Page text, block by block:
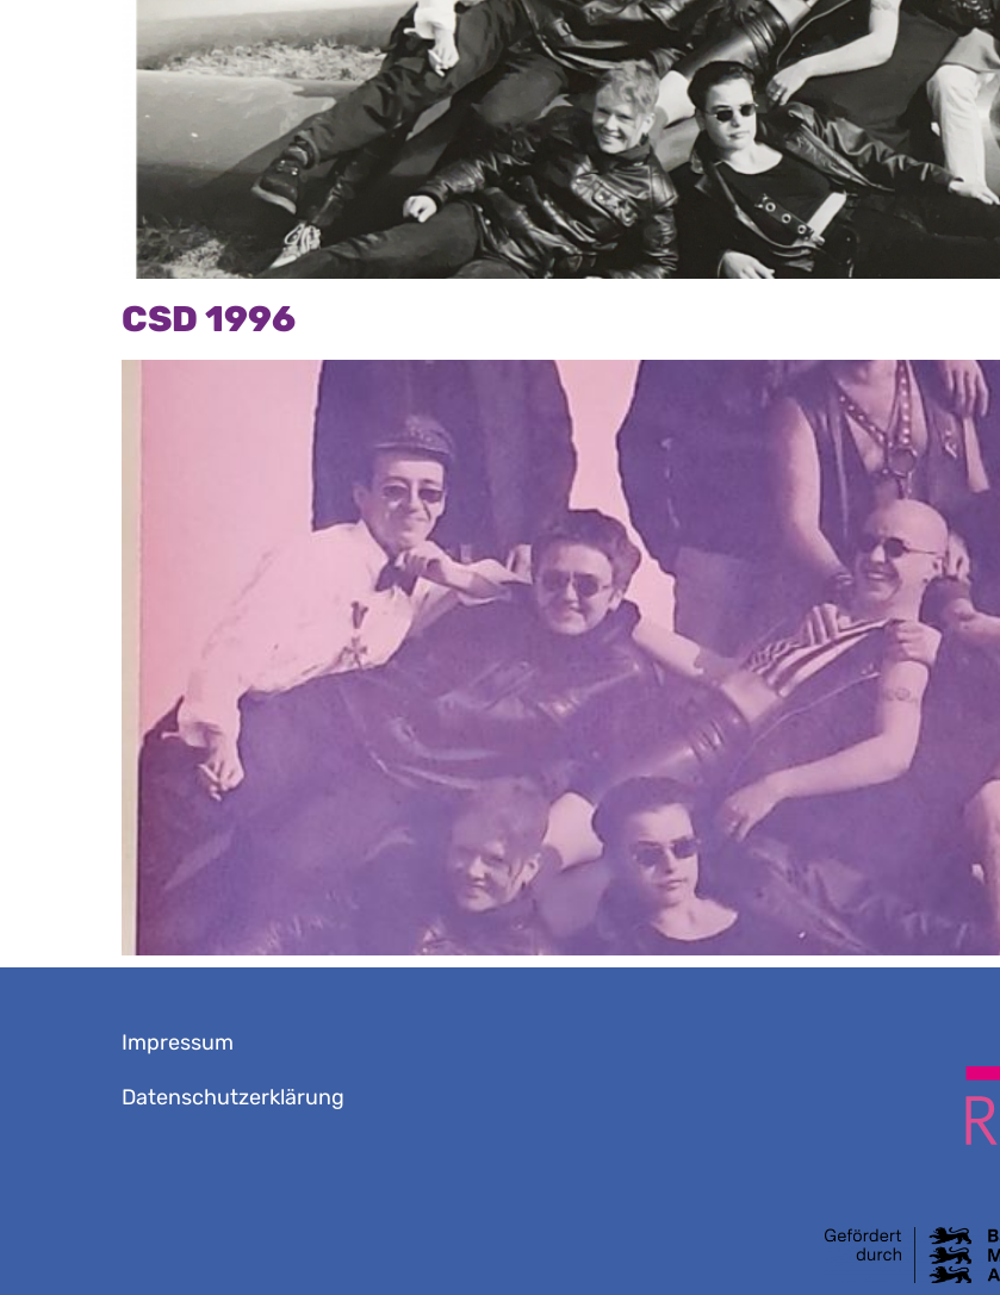
CSD 1996
Impressum
Datenschutzerklärung